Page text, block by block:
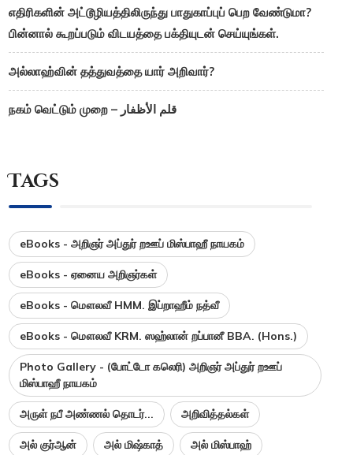
எதிரிகளின் அட்டூழியத்திலிருந்து பாதுகாப்புப் பெற வேண்டுமா?
பின்னால் கூறப்படும் விடயத்தை பக்தியுடன் செய்யுங்கள்.
அல்லாஹ்வின் தத்துவத்தை யார் அறிவார்?
நகம் வெட்டும் முறை – قلم الأظفار
Tags
eBooks - அறிஞர் அப்துர் றஊப் மிஸ்பாஹீ நாயகம்
eBooks - ஏனைய அறிஞர்கள்
eBooks - மௌலவீ HMM. இப்றாஹீம் நத்வீ
eBooks - மௌலவீ KRM. ஸஹ்லான் றப்பானீ BBA. (Hons.)
Photo Gallery - (போட்டோ கலெரி) அறிஞர் அப்துர் றஊப்
மிஸ்பாஹீ நாயகம்
அருள் நபீ அண்ணல் தொடர்... அறிவித்தல்கள்
அல் குர்ஆன் அல் மிஷ்காத் அல் மிஸ்பாஹ்